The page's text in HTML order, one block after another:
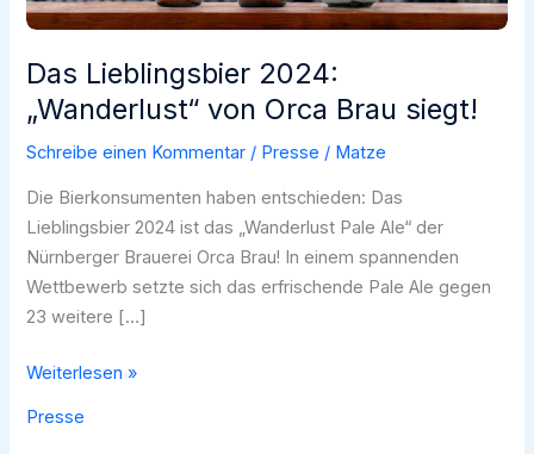
Das Lieblingsbier 2024:
„Wanderlust“ von Orca Brau siegt!
Schreibe einen Kommentar / Presse / Matze
Die Bierkonsumenten haben entschieden: Das
Lieblingsbier 2024 ist das „Wanderlust Pale Ale“ der
Nürnberger Brauerei Orca Brau! In einem spannenden
Wettbewerb setzte sich das erfrischende Pale Ale gegen
23 weitere […]
Das
Weiterlesen »
Presse